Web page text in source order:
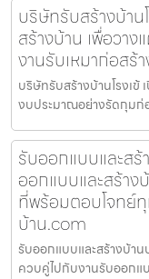
บริษัทรับสร้างบ้าน
สร้างบ้าน เพื่อวา
งานรับเหมาก่อสร้
บริษัทรับสร้างบ้านโรงเ
งบประมาณอย่างรัดกุมก่
รับออกแบบและสร้
ออกแบบและสร้า
ที่พร้อมตอบโจทย์
บ้าน.com
รับออกแบบและสร้างบ้า
ควบคู่ไปกับงานรับออกแ